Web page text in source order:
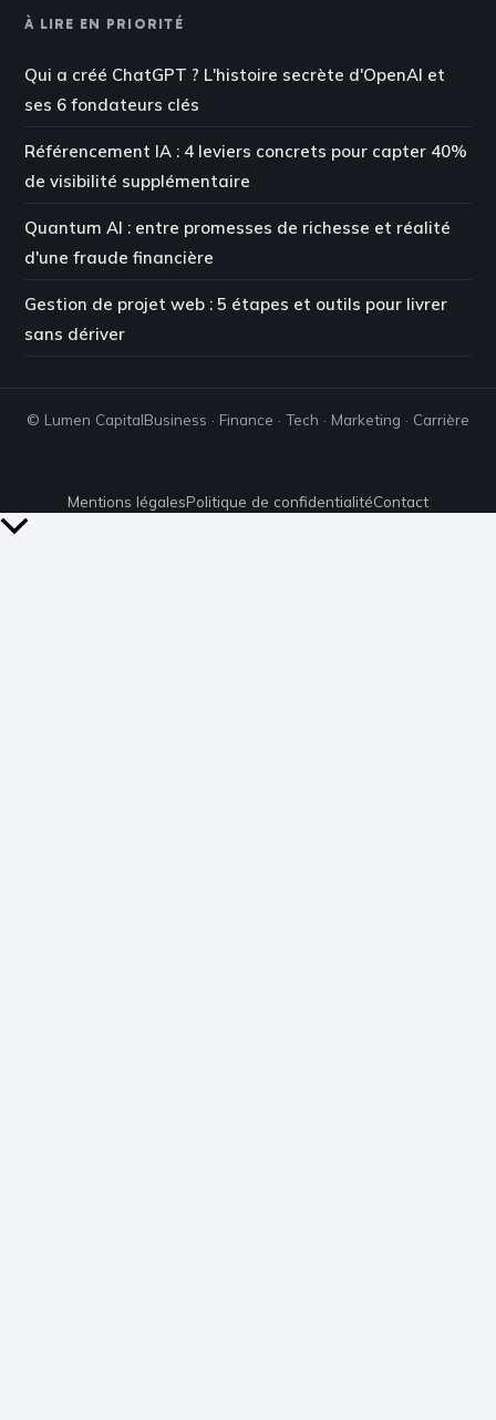
À LIRE EN PRIORITÉ
Qui a créé ChatGPT ? L'histoire secrète d'OpenAI et
ses 6 fondateurs clés
Référencement IA : 4 leviers concrets pour capter 40%
de visibilité supplémentaire
Quantum AI : entre promesses de richesse et réalité
d'une fraude financière
Gestion de projet web : 5 étapes et outils pour livrer
sans dériver
© Lumen CapitalBusiness · Finance · Tech · Marketing · Carrière
Mentions légalesPolitique de confidentialitéContact